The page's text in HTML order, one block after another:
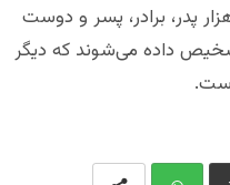
این نهاد، هر سال بیش از ۱۰ هزار پدر، برادر، پسر و دوست
داده می‌شوند که دیگر